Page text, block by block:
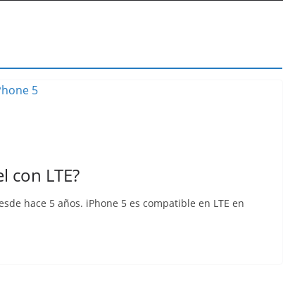
con LTE?
hace 5 años. iPhone 5 es compatible en LTE en